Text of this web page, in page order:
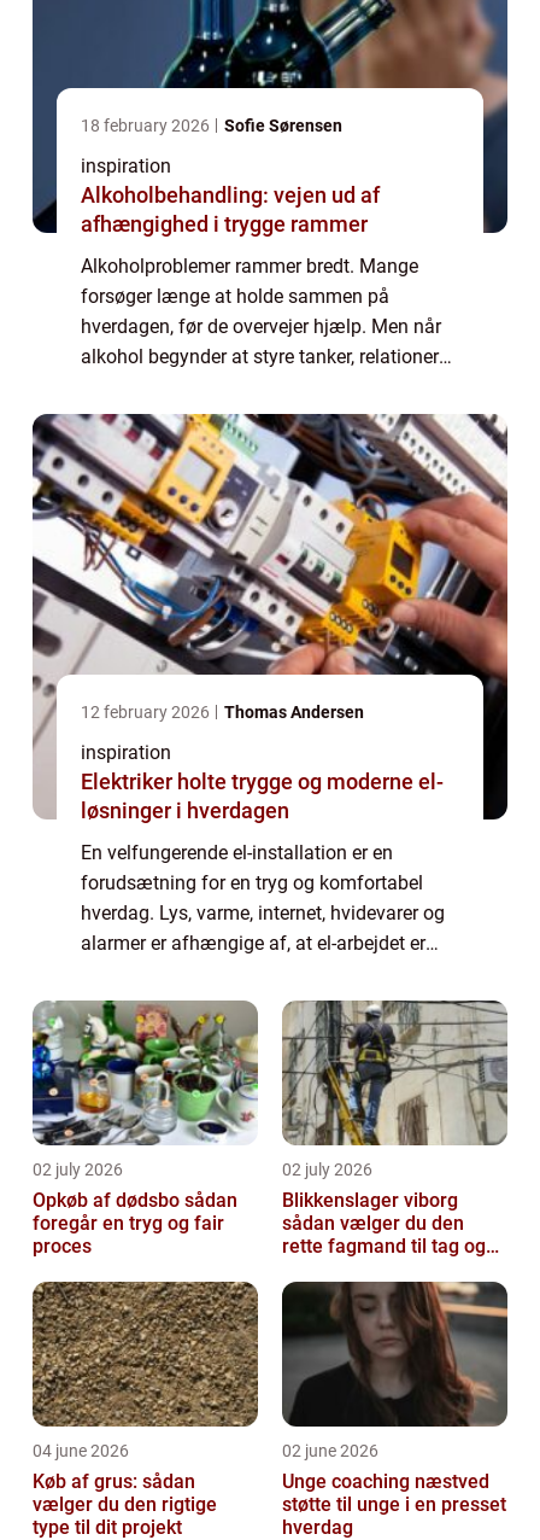
18 february 2026 Sofie Sørensen
inspiration
Alkoholbehandling: vejen ud af
afhængighed i trygge rammer
Alkoholproblemer rammer bredt. Mange
forsøger længe at holde sammen på
hverdagen, før de overvejer hjælp. Men når
alkohol begynder at styre tanker, relationer
alkoholbehandling ofte de...
12 february 2026 Thomas Andersen
inspiration
Elektriker holte trygge og moderne el-
løsninger i hverdagen
En velfungerende el-installation er en
forudsætning for en tryg og komfortabel
hverdag. Lys, varme, internet, hvidevarer og
alarmer er afhængige af, at el-arbejdet er
en elektriker holte, handler det derf...
02 july 2026
Opkøb af dødsbo sådan
foregår en tryg og fair
proces
02 july 2026
Blikkenslager viborg
sådan vælger du den
rette fagmand til tag og
04 june 2026
Køb af grus: sådan
vælger du den rigtige
type til dit projekt
02 june 2026
Unge coaching næstved
støtte til unge i en presset
hverdag